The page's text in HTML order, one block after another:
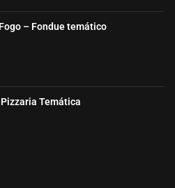
– Fondue temático
Temática